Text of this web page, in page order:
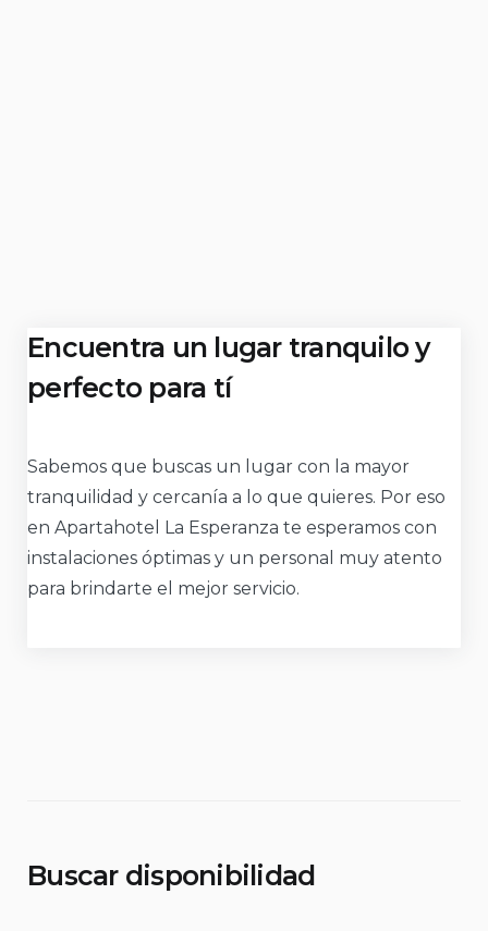
Encuentra un lugar tranquilo y
perfecto para tí
Sabemos que buscas un lugar con la mayor
tranquilidad y cercanía a lo que quieres. Por eso
en Apartahotel La Esperanza te esperamos con
instalaciones óptimas y un personal muy atento
para brindarte el mejor servicio.
Buscar disponibilidad